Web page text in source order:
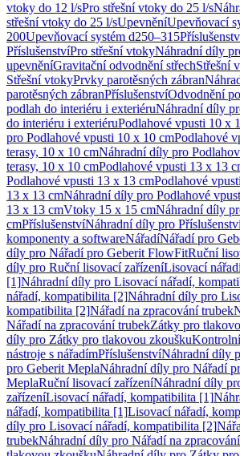
vtoky do 12 l/sPro střešní vtoky do 25 l/s
střešní vtoky do 25 l/sUpevněníUpevňovací
200Upevňovací systém d250–315
PříslušenstvíPro střešní vtokyNáhradní díly
upevněníGravitační odvodnění střechStřešní
Střešní vtokyPrvky parotěsných zábran
parotěsných zábranPříslušenstvíOdvodnění
podlah do interiéru i exteriéruNáhradní díly
do interiéru i exteriéruPodlahové vpusti 10 x
pro Podlahové vpusti 10 x 10 cmPodlahové
terasy, 10 x 10 cmNáhradní díly pro
terasy, 10 x 10 cmPodlahové vpusti 13 x 13
Podlahové vpusti 13 x 13 cmPodlahové
13 x 13 cmNáhradní díly pro Podlahové
13 x 13 cmVtoky 15 x 15 cmNáhradní díly
cmPříslušenstvíNáhradní díly pro
komponenty a softwareNářadíNářadí pro
díly pro Nářadí pro Geberit FlowFitRuční
díly pro Ruční lisovací zařízeníLisovací
[1]Náhradní díly pro Lisovací nářadí,
nářadí, kompatibilita [2]Náhradní díly pro
kompatibilita [2]Nářadí na zpracování trubek
Nářadí na zpracování trubekZátky pro
díly pro Zátky pro tlakovou zkoušku
nástroje s nářadímPříslušenstvíNáhradní díly
pro Geberit MeplaNáhradní díly pro Nářadí
MeplaRuční lisovací zařízeníNáhradní díly
zařízeníLisovací nářadí, kompatibilita [1]
nářadí, kompatibilita [1]Lisovací nářadí,
díly pro Lisovací nářadí, kompatibilita [2]
trubekNáhradní díly pro Nářadí na